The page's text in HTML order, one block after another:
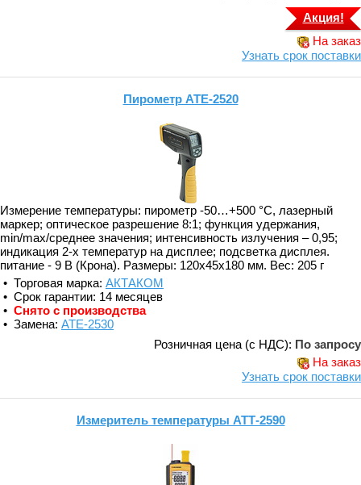
Акция!
На заказ
Узнать срок поставки
Пирометр АТЕ-2520
Измерение температуры: пирометр -50…+500 °С, лазерный
маркер; оптическое разрешение 8:1; функция удержания,
min/max/среднее значения; интенсивность излучения – 0,95;
индикация 2-х температур на дисплее; подсветка дисплея.
питание - 9 В (Крона). Размеры: 120х45х180 мм. Вес: 205 г
• Торговая марка: АКТАКОМ
• Срок гарантии: 14 месяцев
• Снято с производства
• Замена: АТЕ-2530
Розничная цена (с НДС): По запросу
На заказ
Узнать срок поставки
Измеритель температуры АТТ-2590